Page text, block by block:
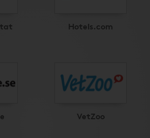
Hotels.com
VetZoo